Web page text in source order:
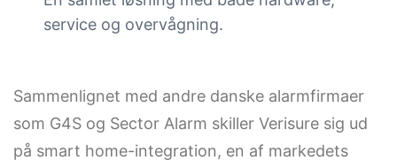
service og overvågning.
Sammenlignet med andre danske alarmfirmaer
som G4S og Sector Alarm skiller Verisure sig ud
på smart home-integration, en af markedets